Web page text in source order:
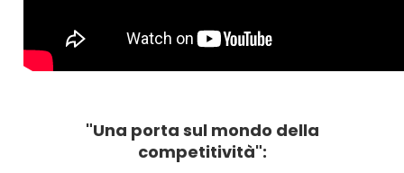
"Una porta sul mondo della
competitività":